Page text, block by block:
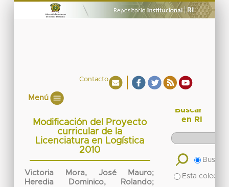
Contacto
Menú
Modificación del Proyecto
curricular de la
Licenciatura en Logística
2010
Victoria Mora, José Mauro;
Heredia Dominico, Rolando;
Buscar
en RI
Buscar
Esta